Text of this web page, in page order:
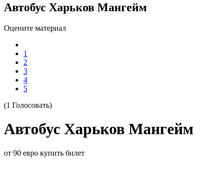
Автобус Харьков Мангейм
Оцените материал
1
2
3
4
5
(1 Голосовать)
Автобус Харьков Мангейм
от 90 евро купить билет